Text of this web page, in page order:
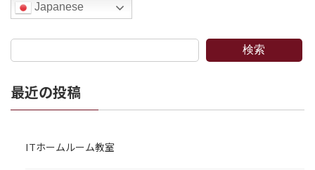
Japanese
検索
最近の投稿
ITホームルーム教室